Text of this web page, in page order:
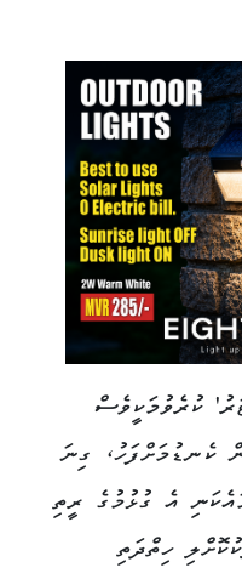
ކުރެވުމަކީވެސް
ކެނޑުމަށްފަހު، ގިނަ
އެ ގުޅުމުގެ ރީތި
ހިތްދަތި